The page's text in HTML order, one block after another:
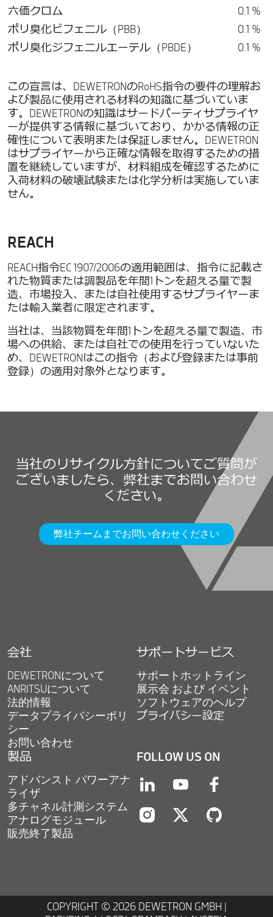
六価クロム
0.1 %
ポリ臭化ビフェニル（PBB）
0.1 %
ポリ臭化ジフェニルエーテル（PBDE）
0.1 %
この宣言は、DEWETRONのRoHS指令の要件の理解お
よび製品に使用される材料の知識に基づいていま
す。DEWETRONの知識はサードパーティサプライヤ
ーが提供する情報に基づいており、かかる情報の正
確性について表明または保証しません。DEWETRON
はサプライヤーから正確な情報を取得するための措
置を継続していますが、材料組成を確認するために
入荷材料の破壊試験または化学分析は実施していま
せん。
REACH
REACH指令EC 1907/2006の適用範囲は、指令に記載さ
れた物質または調製品を年間1トンを超える量で製
造、市場投入、または自社使用するサプライヤーま
たは輸入業者に限定されます。
当社は、当該物質を年間1トンを超える量で製造、市
場への供給、または自社での使用を行っていないた
め、DEWETRONはこの指令（および登録または事前
登録）の適用対象外となります。
当社のリサイクル方針についてご質問が
ございましたら、弊社までお問い合わせ
ください。
弊社チームまでお問い合わせください
会社
DEWETRONについて
ANRITSUについて
法的情報
データプライバシーポリ
シー
お問い合わせ
サポートサービス
サポートホットライン
展示会 および イベント
ソフトウェアのヘルプ
プライバシー設定
製品
アドバンスト パワーアナ
ライザ
多チャネル計測システム
アナログモジュール
販売終了製品
FOLLOW US ON
linkedinyoutubefacebook
instagramtwitter twitter
COPYRIGHT © 2026 DEWETRON GMBH |